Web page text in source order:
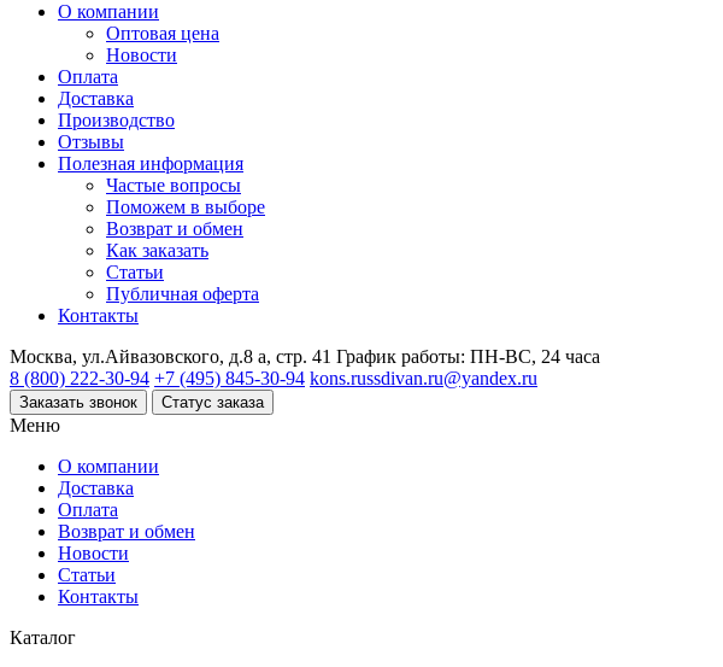
О компании
Оптовая цена
Новости
Оплата
Доставка
Производство
Отзывы
Полезная информация
Частые вопросы
Поможем в выборе
Возврат и обмен
Как заказать
Статьи
Публичная оферта
Контакты
Москва, ул.Айвазовского, д.8 а, стр. 41 График работы: ПН-ВС, 24 часа
8 (800) 222-30-94 +7 (495) 845-30-94 kons.russdivan.ru@yandex.ru
Заказать звонок Статус заказа
Меню
О компании
Доставка
Оплата
Возврат и обмен
Новости
Статьи
Контакты
Каталог